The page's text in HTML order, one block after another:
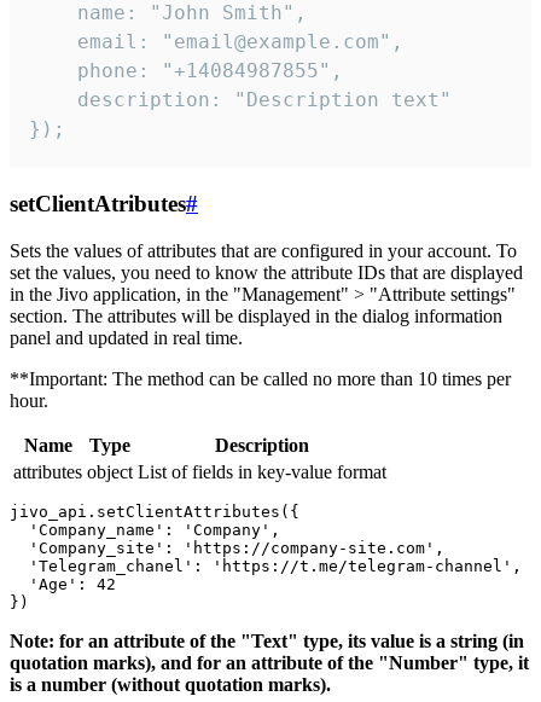
    name: "John Smith",
    email: "email@example.com",
    phone: "+14084987855",
    description: "Description text"
});
setClientAtributes#
Sets the values ​​of attributes that are configured in your account. To
set the values, you need to know the attribute IDs that are displayed
in the Jivo application, in the "Management" > "Attribute settings"
section. The attributes will be displayed in the dialog information
panel and updated in real time.
**Important: The method can be called no more than 10 times per
hour.
Name Type
Description
attributes object List of fields in key-value format
jivo_api.setClientAttributes({
  'Company_name': 'Company',
  'Company_site': 'https://company-site.com',
  'Telegram_chanel': 'https://t.me/telegram-channel',
  'Age': 42
Note: for an attribute of the "Text" type, its value is a string (in
quotation marks), and for an attribute of the "Number" type, it
is a number (without quotation marks).